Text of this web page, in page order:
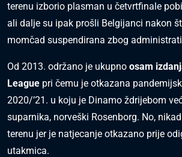
terenu izborio plasman u četvrtfinale
ali dalje su ipak prošli Belgijanci nakon
momčad suspendirana zbog
Od 2013. održano je ukupno osam
League pri čemu je otkazana
2020/’21. u koju je Dinamo ždrijebom
suparnika, norveški Rosenborg. No,
terenu jer je natjecanje otkazano prije
utakmica.